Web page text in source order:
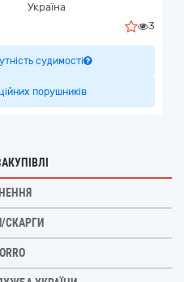
Україна
3
судимості
порушників
СКАРГИ